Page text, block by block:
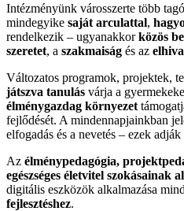
Intézményünk városszerte több
mindegyike saját arculattal,
rendelkezik – ugyanakkorközös
szeretet, a szakmaiság és az
Változatos programok, projektek,
játszva tanulás várja a
élménygazdag környezet
fejlődését. A mindennapjainkban
elfogadás és a nevetés – ezek
Az élménypedagógia,
egészséges életvitel szokásainak
digitális eszközök alkalmazása
fejlesztéshez.